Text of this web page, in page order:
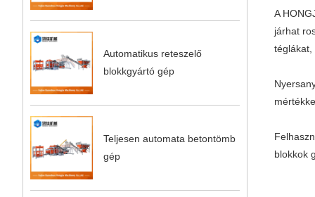
Automatikus reteszelő
blokkgyártó gép
Teljesen automata betontömb
gép
A
járhat
téglákat,
blokkok